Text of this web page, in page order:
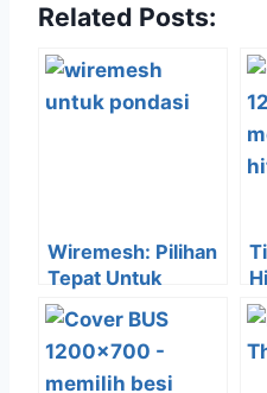
Related Posts:
Wiremesh: Pilihan
Tepat Untuk
Pondasi Yang Kuat